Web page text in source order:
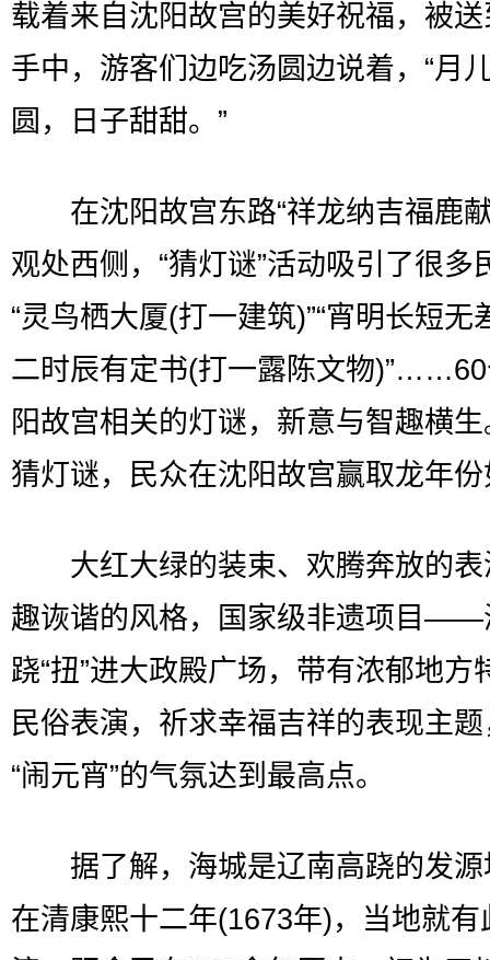
载着来自沈阳故宫的美好祝福，被
手中，游客们边吃汤圆边说着，“月
圆，日子甜甜。”
在沈阳故宫东路“祥龙纳吉福鹿献
观处西侧，“猜灯谜”活动吸引了很多
“灵鸟栖大厦(打一建筑)”“宵明长短无
二时辰有定书(打一露陈文物
阳故宫相关的灯谜，新意与智趣横
猜灯谜，民众在沈阳故宫赢取龙年
大红大绿的装束、欢腾奔放的表
趣诙谐的风格，国家级非遗项目——
跷“扭”进大政殿广场，带有浓郁地方
民俗表演，祈求幸福吉祥的表现主
“闹元宵”的气氛达到最高点。
据了解，海城是辽南高跷的发源
在清康熙十二年(1673年)，当地就有